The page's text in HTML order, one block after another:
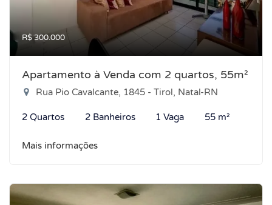
R$ 300.000
Apartamento à Venda com 2 quartos, 55m²
Rua Pio Cavalcante, 1845 - Tirol, Natal-RN
2 Quartos 2 Banheiros 1 Vaga 55 m²
Mais informações